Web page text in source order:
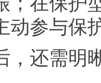
动参与保
还需明晰